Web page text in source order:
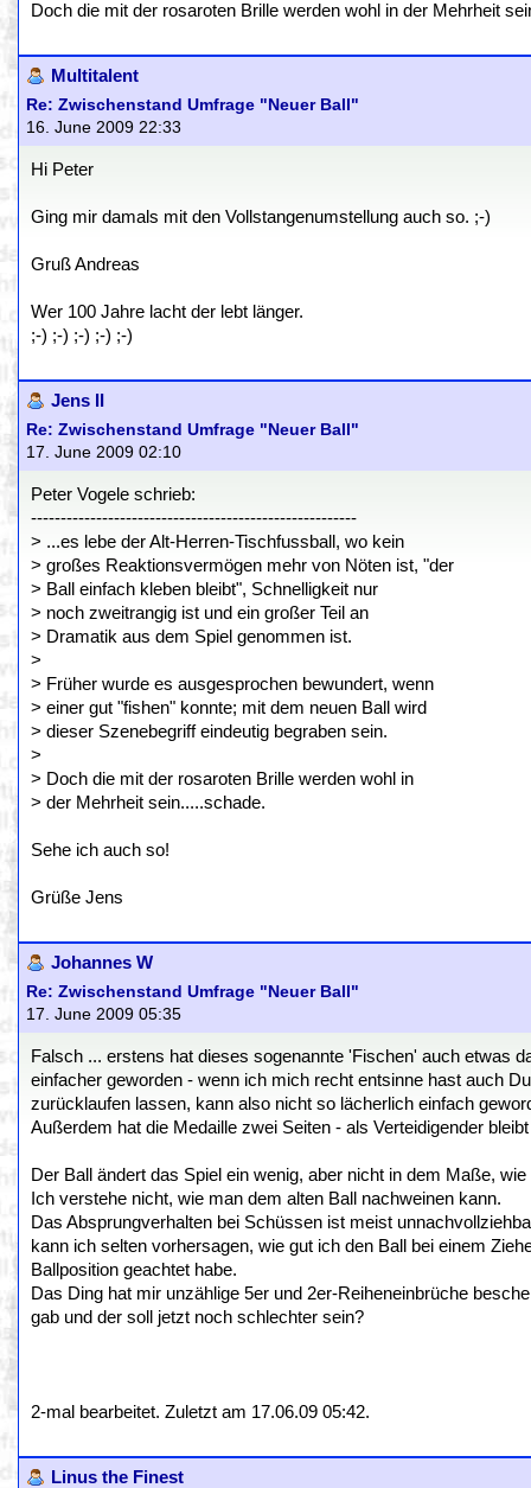
Doch die mit der rosaroten Brille werden wohl in der Mehrheit
Multitalent
Re: Zwischenstand Umfrage "Neuer Ball"
16. June 2009 22:33
Hi Peter
Ging mir damals mit den Vollstangenumstellung auch so. ;-)
Gruß Andreas
Wer 100 Jahre lacht der lebt länger.
;-) ;-) ;-) ;-) ;-)
Jens II
Re: Zwischenstand Umfrage "Neuer Ball"
17. June 2009 02:10
Peter Vogele schrieb:
-------------------------------------------------------
> ...es lebe der Alt-Herren-Tischfussball, wo kein
> großes Reaktionsvermögen mehr von Nöten ist, "der
> Ball einfach kleben bleibt", Schnelligkeit nur
> noch zweitrangig ist und ein großer Teil an
> Dramatik aus dem Spiel genommen ist.
>
> Früher wurde es ausgesprochen bewundert, wenn
> einer gut "fishen" konnte; mit dem neuen Ball wird
> dieser Szenebegriff eindeutig begraben sein.
>
> Doch die mit der rosaroten Brille werden wohl in
> der Mehrheit sein.....schade.
Sehe ich auch so!
Grüße Jens
Johannes W
Re: Zwischenstand Umfrage "Neuer Ball"
17. June 2009 05:35
Falsch ... erstens hat dieses sogenannte 'Fischen' auch etwas
einfacher geworden - wenn ich mich recht entsinne hast auch
zurücklaufen lassen, kann also nicht so lächerlich einfach
Außerdem hat die Medaille zwei Seiten - als Verteidigender
Der Ball ändert das Spiel ein wenig, aber nicht in dem Maße,
Ich verstehe nicht, wie man dem alten Ball nachweinen kann.
Das Absprungverhalten bei Schüssen ist meist
kann ich selten vorhersagen, wie gut ich den Ball bei einem
Ballposition geachtet habe.
Das Ding hat mir unzählige 5er und 2er-Reiheneinbrüche
gab und der soll jetzt noch schlechter sein?
2-mal bearbeitet. Zuletzt am 17.06.09 05:42.
Linus the Finest